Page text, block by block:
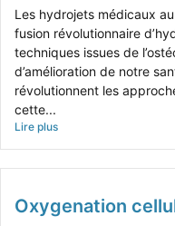
Les hydrojets médicaux
fusion révolutionnaire
techniques issues de
d’amélioration de notre
révolutionnent les
cette...
Lire plus
Oxygenation